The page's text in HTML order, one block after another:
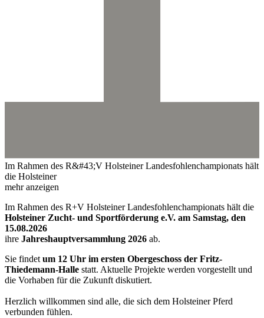
Im Rahmen des R&#43;V Holsteiner Landesfohlenchampionats hält
die Holsteiner
mehr anzeigen
Im Rahmen des R+V Holsteiner Landesfohlenchampionats hält die
Holsteiner Zucht- und Sportförderung e.V. am Samstag, den
15.08.2026
ihre Jahreshauptversammlung 2026 ab.
Sie findet um 12 Uhr im ersten Obergeschoss der Fritz-
Thiedemann-Halle statt. Aktuelle Projekte werden vorgestellt und
die Vorhaben für die Zukunft diskutiert.
Herzlich willkommen sind alle, die sich dem Holsteiner Pferd
verbunden fühlen.